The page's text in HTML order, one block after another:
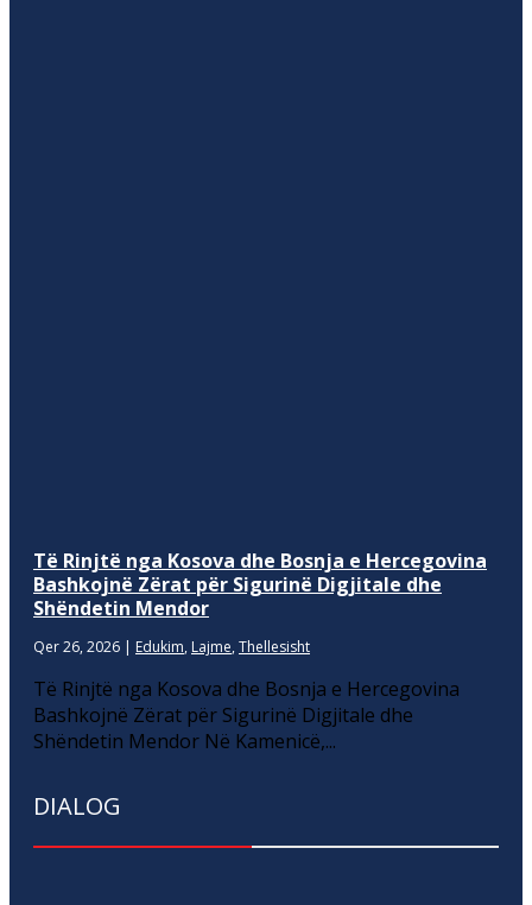
Të Rinjtë nga Kosova dhe Bosnja e Hercegovina
Bashkojnë Zërat për Sigurinë Digjitale dhe
Shëndetin Mendor
Qer 26, 2026 | Edukim, Lajme, Thellesisht
Të Rinjtë nga Kosova dhe Bosnja e Hercegovina
Bashkojnë Zërat për Sigurinë Digjitale dhe
Shëndetin Mendor Në Kamenicë,...
DIALOG